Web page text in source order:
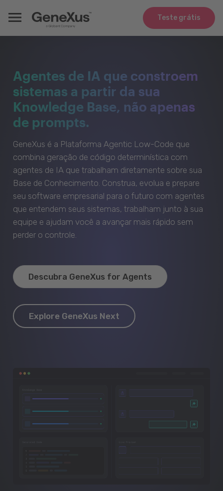
Teste grátis
Agentes de IA que constroem
sistemas a partir da sua
Knowledge Base, não apenas
de prompts.
GeneXus é a Plataforma Agentic Low-Code que
combina geração de código determinística com
agentes de IA que trabalham diretamente sobre sua
Base de Conhecimento. Construa, evolua e prepare
seu software empresarial para o futuro com agentes
que entendem seus sistemas, trabalham junto à sua
equipe e ajudam você a avançar mais rápido sem
perder o controle.
Descubra GeneXus for Agents
Explore GeneXus Next